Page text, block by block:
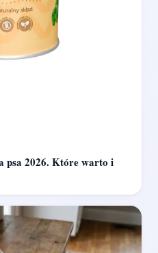
psa 2026. Które warto i